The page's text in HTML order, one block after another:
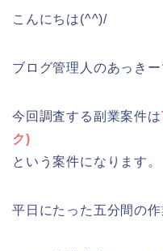
こんにちは(^^)/
ブログ管理人のあっきー
今回調査する副業案件は
ク)
という案件になります。
平日にたった五分間の